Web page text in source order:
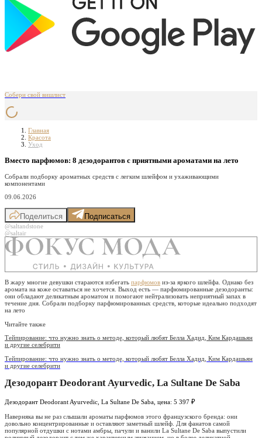
Собери свой вишлист
Главная
Красота
Уход
Вместо парфюмов: 8 дезодорантов с приятными ароматами на лето
Собрали подборку ароматных средств с легким шлейфом и ухаживающими
компонентами
09.06.2026
Поделиться Подписаться
@saltandstone
@saltair
В жару многие девушки стараются избегать парфюмов из-за яркого шлейфа. Однако без
аромата на коже оставаться не хочется. Выход есть — парфюмированные дезодоранты:
они обладают деликатным ароматом и помогают нейтрализовать неприятный запах в
течение дня. Собрали подборку парфюмированных средств, которые идеально подходят
на лето
Читайте также
Тейпирование: что нужно знать о методе, который любят Белла Хадид, Ким Кардашьян
и другие селебрити
Тейпирование: что нужно знать о методе, который любят Белла Хадид, Ким Кардашьян
и другие селебрити
Дезодорант Deodorant Ayurvedic, La Sultane De Saba
Дезодорант Deodorant Ayurvedic, La Sultane De Saba, цена: 5 397 ₽
Наверняка вы не раз слышали ароматы парфюмов этого французского бренда: они
довольно концентрированные и оставляют заметный шлейф. Для фанатов самой
популярной отдушки с нотами амбры, пачули и ванили La Sultane De Saba выпустили